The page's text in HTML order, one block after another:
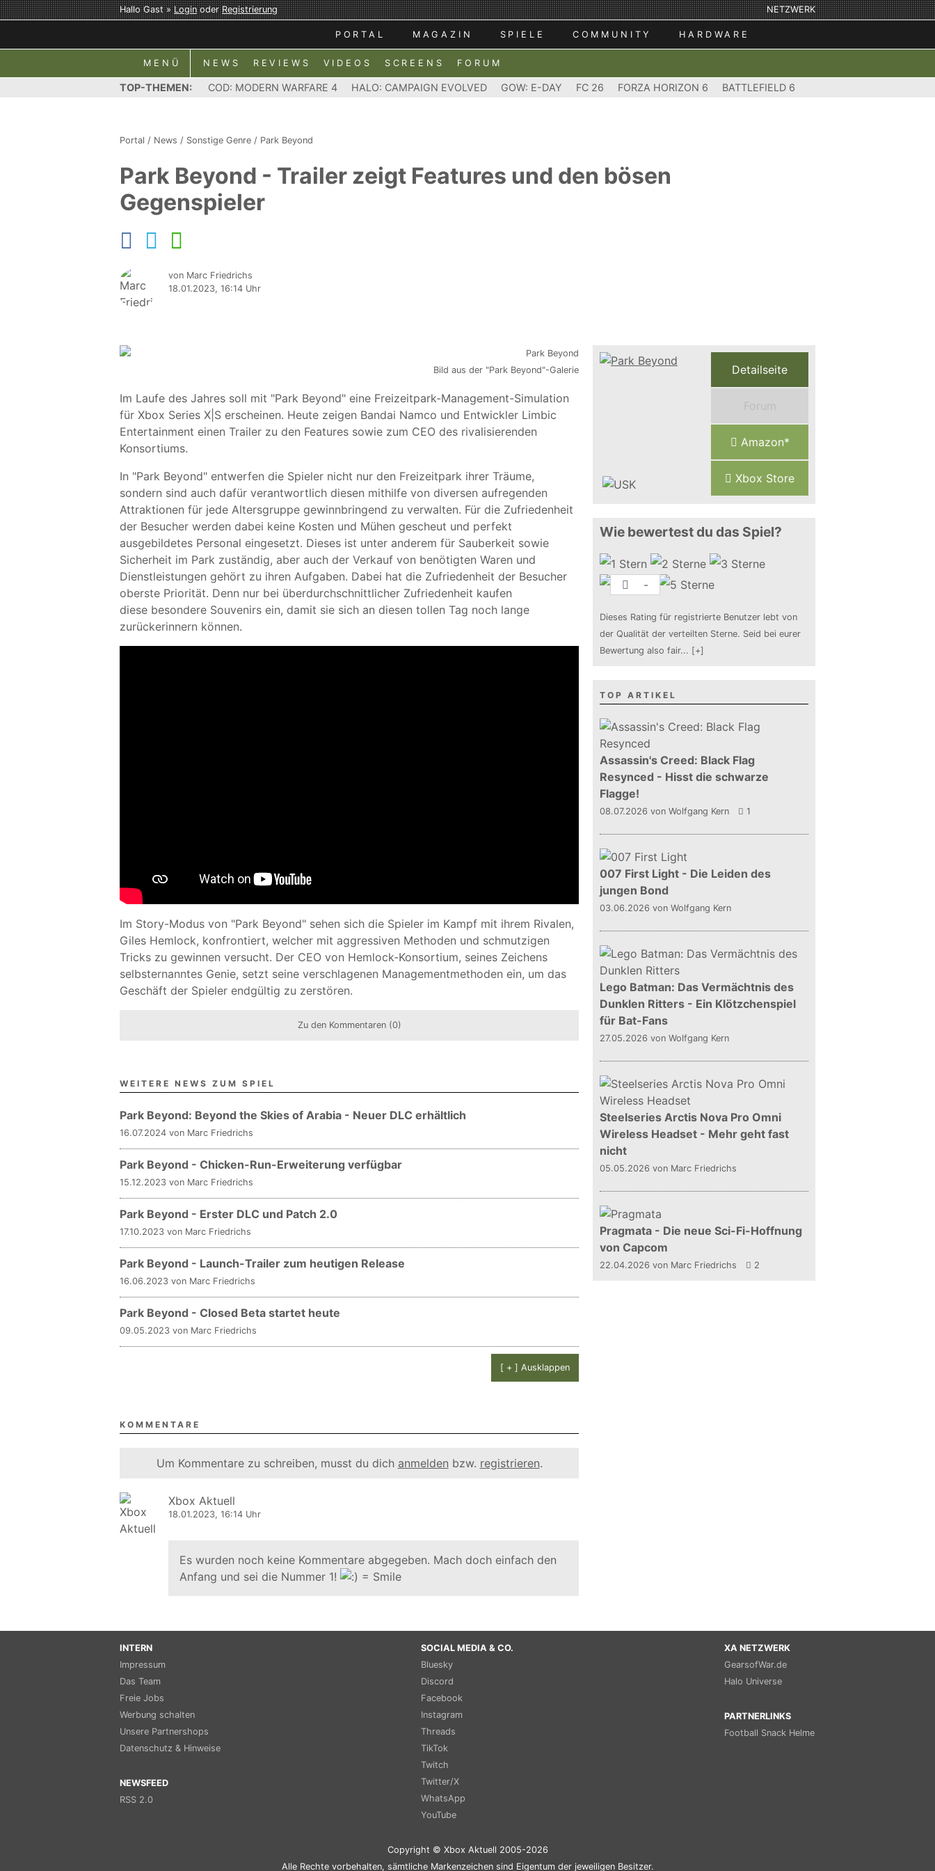
Hallo Gast »LoginoderRegistrierung NETZWERK
PORTAL MAGAZIN SPIELE COMMUNITY HARDWARE
MENÜ NEWS REVIEWS VIDEOS SCREENS FORUM
TOP-THEMEN: COD: MODERN WARFARE 4 HALO: CAMPAIGN EVOLVED GOW: E-DAY FC 26 FORZA HORIZON 6 BATTLEFIELD 6
Portal / News / Sonstige Genre / Park Beyond
Park Beyond - Trailer zeigt Features und den bösen
Gegenspieler
von Marc Friedrichs
18.01.2023, 16:14 Uhr
Bild aus der "Park Beyond"-Galerie
Im Laufe des Jahres soll mit "Park Beyond" eine Freizeitpark-Management-Simulation
für Xbox Series X|S erscheinen. Heute zeigen Bandai Namco und Entwickler Limbic
Entertainment einen Trailer zu den Features sowie zum CEO des rivalisierenden
Konsortiums.
In "Park Beyond" entwerfen die Spieler nicht nur den Freizeitpark ihrer Träume,
sondern sind auch dafür verantwortlich diesen mithilfe von diversen aufregenden
Attraktionen für jede Altersgruppe gewinnbringend zu verwalten. Für die Zufriedenheit
der Besucher werden dabei keine Kosten und Mühen gescheut und perfekt
ausgebildetes Personal eingesetzt. Dieses ist unter anderem für Sauberkeit sowie
Sicherheit im Park zuständig, aber auch der Verkauf von benötigten Waren und
Dienstleistungen gehört zu ihren Aufgaben. Dabei hat die Zufriedenheit der Besucher
oberste Priorität. Denn nur bei überdurchschnittlicher Zufriedenheit kaufen
diese besondere Souvenirs ein, damit sie sich an diesen tollen Tag noch lange
zurückerinnern können.
Im Story-Modus von "Park Beyond" sehen sich die Spieler im Kampf mit ihrem Rivalen,
Giles Hemlock, konfrontiert, welcher mit aggressiven Methoden und schmutzigen
Tricks zu gewinnen versucht. Der CEO von Hemlock-Konsortium, seines Zeichens
selbsternanntes Genie, setzt seine verschlagenen Managementmethoden ein, um das
Geschäft der Spieler endgültig zu zerstören.
Zu den Kommentaren (0)
WEITERE NEWS ZUM SPIEL
Park Beyond: Beyond the Skies of Arabia - Neuer DLC erhältlich
16.07.2024 von Marc Friedrichs
Park Beyond - Chicken-Run-Erweiterung verfügbar
15.12.2023 von Marc Friedrichs
Park Beyond - Erster DLC und Patch 2.0
17.10.2023 von Marc Friedrichs
Park Beyond - Launch-Trailer zum heutigen Release
16.06.2023 von Marc Friedrichs
Park Beyond - Closed Beta startet heute
09.05.2023 von Marc Friedrichs
[ + ] Ausklappen
KOMMENTARE
Um Kommentare zu schreiben, musst du dich anmelden bzw. registrieren.
Xbox Aktuell
18.01.2023, 16:14 Uhr
Es wurden noch keine Kommentare abgegeben. Mach doch einfach den
Anfang und sei die Nummer 1!
Detailseite
Forum
Amazon*
Xbox Store
Wie bewertest du das Spiel?
-
Dieses Rating für registrierte Benutzer lebt von
der Qualität der verteilten Sterne. Seid bei eurer
Bewertung also fair... [+]
TOP ARTIKEL
Assassin's Creed: Black Flag
Resynced - Hisst die schwarze
Flagge!
08.07.2026 von Wolfgang Kern 1
007 First Light - Die Leiden des
jungen Bond
03.06.2026 von Wolfgang Kern
Lego Batman: Das Vermächtnis des
Dunklen Ritters - Ein Klötzchenspiel
für Bat-Fans
27.05.2026 von Wolfgang Kern
Steelseries Arctis Nova Pro Omni
Wireless Headset - Mehr geht fast
nicht
05.05.2026 von Marc Friedrichs
Pragmata - Die neue Sci-Fi-Hoffnung
von Capcom
22.04.2026 von Marc Friedrichs 2
INTERN
Impressum
Das Team
Freie Jobs
Werbung schalten
Unsere Partnershops
Datenschutz & Hinweise
NEWSFEED
RSS 2.0
SOCIAL MEDIA & CO.
Bluesky
Discord
Facebook
Instagram
Threads
TikTok
Twitch
Twitter/X
WhatsApp
YouTube
XA NETZWERK
GearsofWar.de
Halo Universe
PARTNERLINKS
Football Snack Helme
Copyright © Xbox Aktuell 2005-2026
Alle Rechte vorbehalten, sämtliche Markenzeichen sind Eigentum der jeweiligen Besitzer.